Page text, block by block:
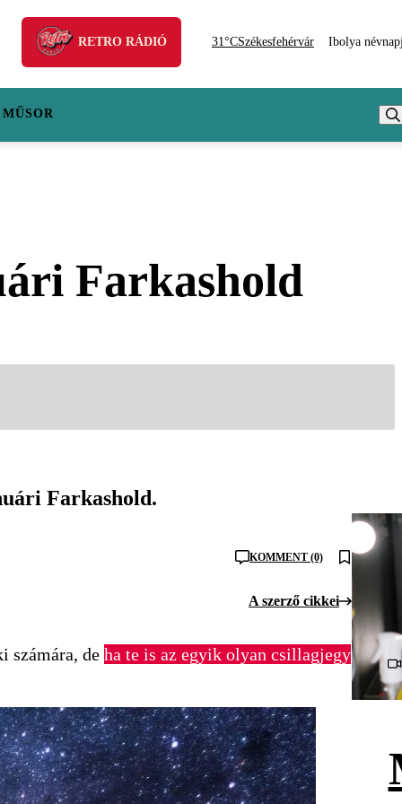
RETRO RÁDIÓ 31°CSzékesfehérvár Ibolya
Farkashold
Farkashold.
KOMMENT (0)
A szerző cikkei
számára, de ha te is az egyik olyan csillagjegy